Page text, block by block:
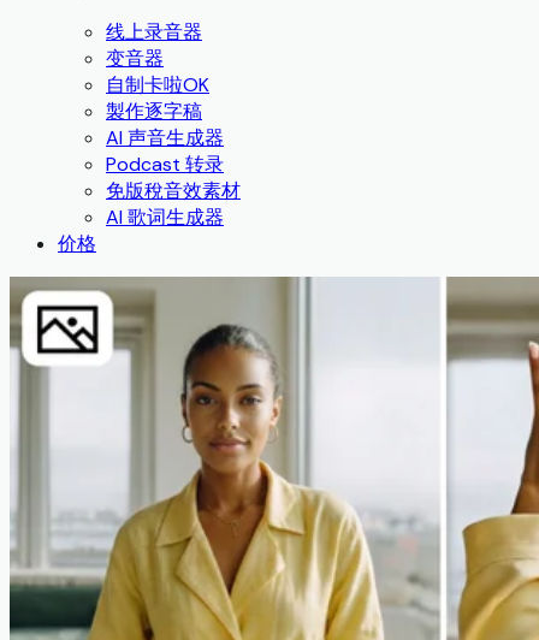
线上录音器
变音器
自制卡啦OK
製作逐字稿
AI 声音生成器
Podcast 转录
免版稅音效素材
AI 歌词生成器
价格